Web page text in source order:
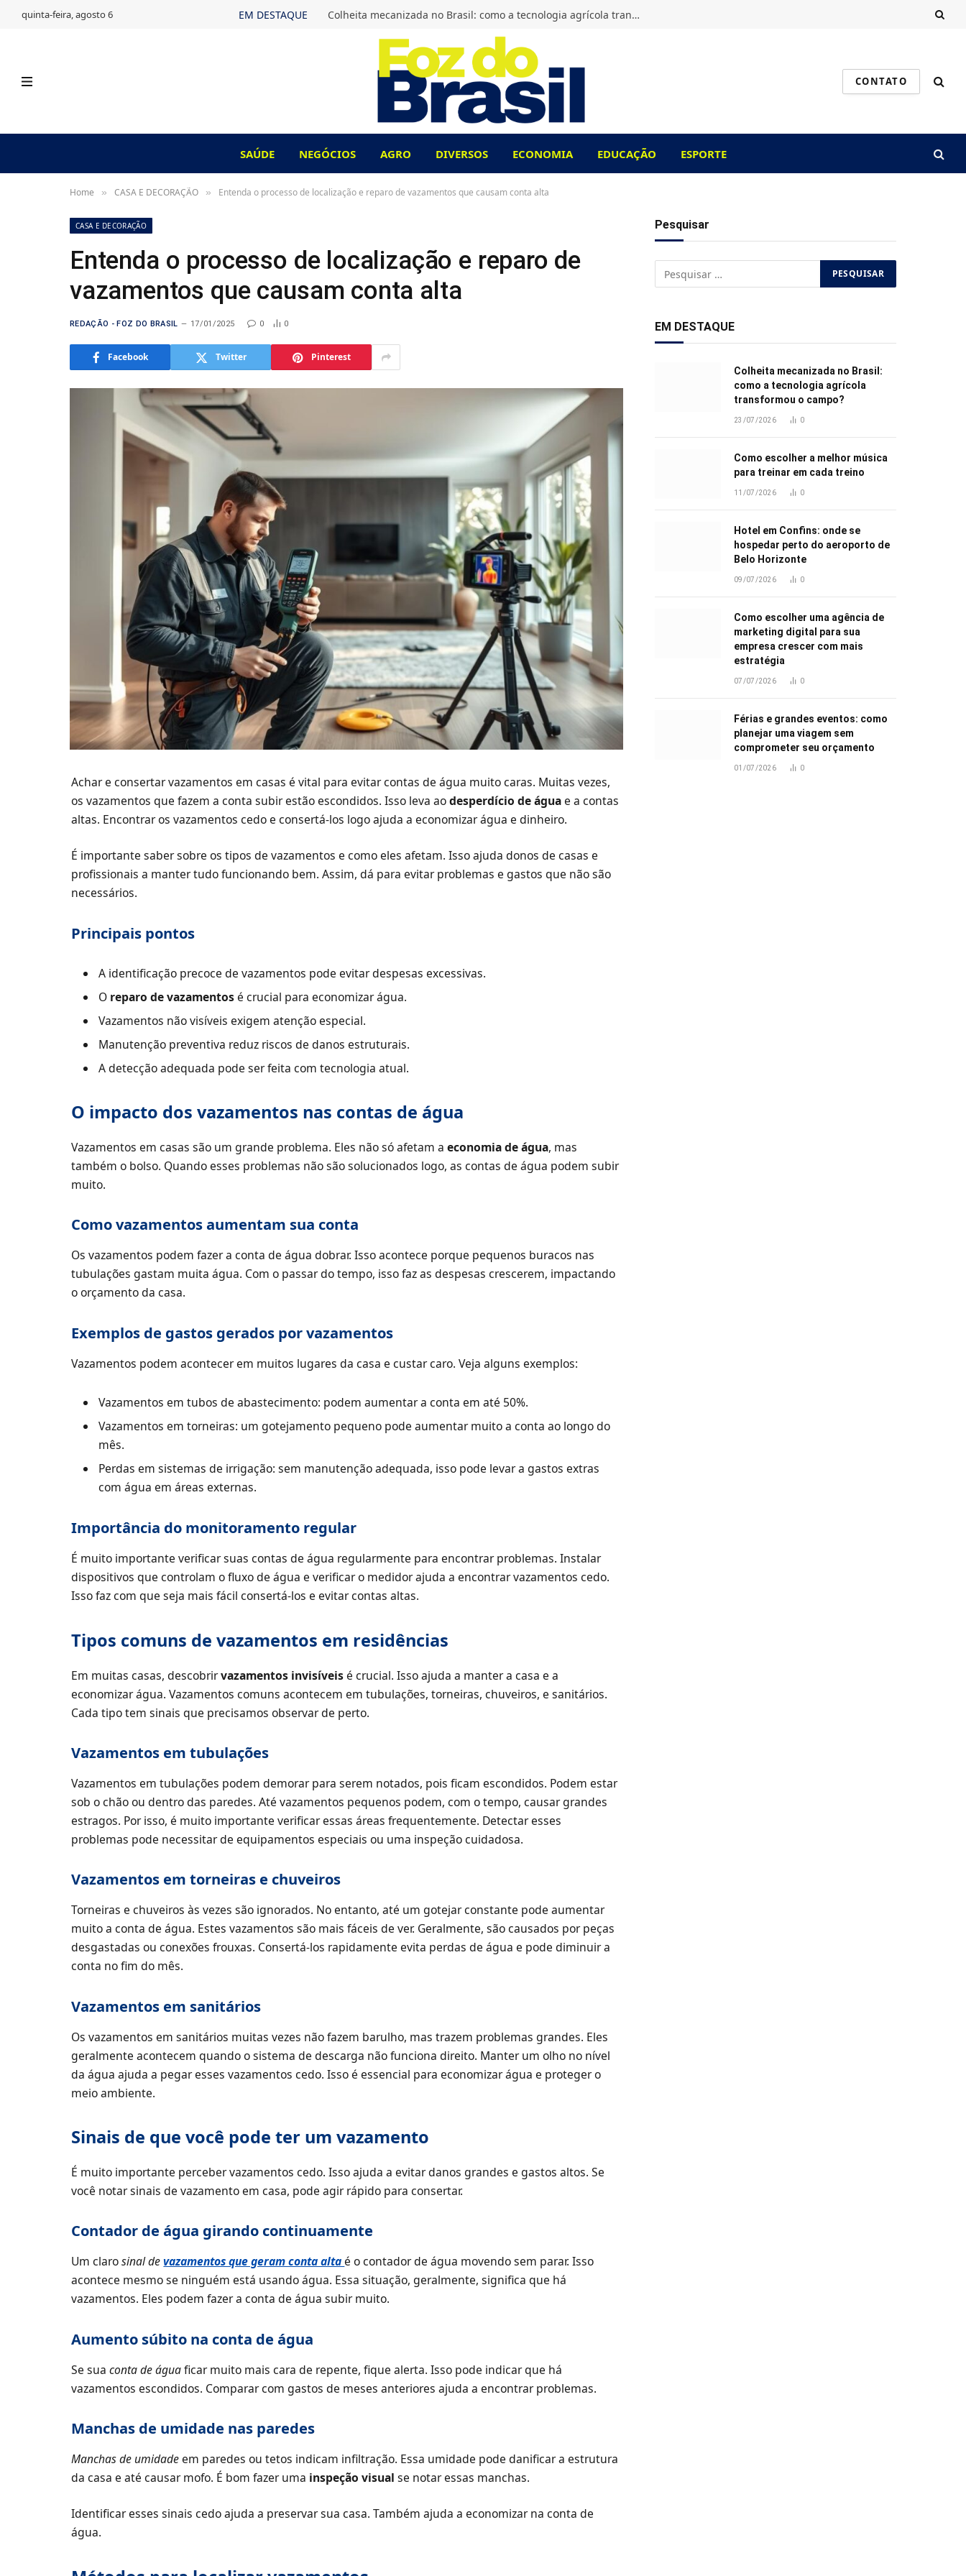
quinta-feira, agosto 6 EM DESTAQUE Colheita mecanizada no Brasil: como a tecnologia agrícola transformou o campo?
CONTATO
SAÚDE NEGÓCIOS AGRO DIVERSOS ECONOMIA EDUCAÇÃO ESPORTE
Home » CASA E DECORAÇÃO » Entenda o processo de localização e reparo de vazamentos que causam conta alta
CASA E DECORAÇÃO
Entenda o processo de localização e reparo de
vazamentos que causam conta alta
REDAÇÃO - FOZ DO BRASIL 17/01/2025 0 0
Facebook Twitter Pinterest
Achar e consertar vazamentos em casas é vital para evitar contas de água muito caras. Muitas vezes,
os vazamentos que fazem a conta subir estão escondidos. Isso leva aodesperdício de águae a contas
altas. Encontrar os vazamentos cedo e consertá-los logo ajuda a economizar água e dinheiro.
É importante saber sobre os tipos de vazamentos e como eles afetam. Isso ajuda donos de casas e
profissionais a manter tudo funcionando bem. Assim, dá para evitar problemas e gastos que não são
necessários.
Principais pontos
A identificação precoce de vazamentos pode evitar despesas excessivas.
O reparo de vazamentosé crucial para economizar água.
Vazamentos não visíveis exigem atenção especial.
Manutenção preventiva reduz riscos de danos estruturais.
A detecção adequada pode ser feita com tecnologia atual.
O impacto dos vazamentos nas contas de água
Vazamentos em casas são um grande problema. Eles não só afetam aeconomia de água, mas
também o bolso. Quando esses problemas não são solucionados logo, as contas de água podem subir
muito.
Como vazamentos aumentam sua conta
Os vazamentos podem fazer a conta de água dobrar. Isso acontece porque pequenos buracos nas
tubulações gastam muita água. Com o passar do tempo, isso faz as despesas crescerem, impactando
o orçamento da casa.
Exemplos de gastos gerados por vazamentos
Vazamentos podem acontecer em muitos lugares da casa e custar caro. Veja alguns exemplos:
Vazamentos em tubos de abastecimento: podem aumentar a conta em até 50%.
Vazamentos em torneiras: um gotejamento pequeno pode aumentar muito a conta ao longo do
mês.
Perdas em sistemas de irrigação: sem manutenção adequada, isso pode levar a gastos extras
com água em áreas externas.
Importância do monitoramento regular
É muito importante verificar suas contas de água regularmente para encontrar problemas. Instalar
dispositivos que controlam o fluxo de água e verificar o medidor ajuda a encontrar vazamentos cedo.
Isso faz com que seja mais fácil consertá-los e evitar contas altas.
Tipos comuns de vazamentos em residências
Em muitas casas, descobrirvazamentos invisíveisé crucial. Isso ajuda a manter a casa e a
economizar água. Vazamentos comuns acontecem em tubulações, torneiras, chuveiros, e sanitários.
Cada tipo tem sinais que precisamos observar de perto.
Vazamentos em tubulações
Vazamentos em tubulações podem demorar para serem notados, pois ficam escondidos. Podem estar
sob o chão ou dentro das paredes. Até vazamentos pequenos podem, com o tempo, causar grandes
estragos. Por isso, é muito importante verificar essas áreas frequentemente. Detectar esses
problemas pode necessitar de equipamentos especiais ou uma inspeção cuidadosa.
Vazamentos em torneiras e chuveiros
Torneiras e chuveiros às vezes são ignorados. No entanto, até um gotejar constante pode aumentar
muito a conta de água. Estes vazamentos são mais fáceis de ver. Geralmente, são causados por peças
desgastadas ou conexões frouxas. Consertá-los rapidamente evita perdas de água e pode diminuir a
conta no fim do mês.
Vazamentos em sanitários
Os vazamentos em sanitários muitas vezes não fazem barulho, mas trazem problemas grandes. Eles
geralmente acontecem quando o sistema de descarga não funciona direito. Manter um olho no nível
da água ajuda a pegar esses vazamentos cedo. Isso é essencial para economizar água e proteger o
meio ambiente.
Sinais de que você pode ter um vazamento
É muito importante perceber vazamentos cedo. Isso ajuda a evitar danos grandes e gastos altos. Se
você notar sinais de vazamento em casa, pode agir rápido para consertar.
Contador de água girando continuamente
Um clarosinal devazamentos que geram conta altaé o contador de água movendo sem parar. Isso
acontece mesmo se ninguém está usando água. Essa situação, geralmente, significa que há
vazamentos. Eles podem fazer a conta de água subir muito.
Aumento súbito na conta de água
Se suaconta de águaficar muito mais cara de repente, fique alerta. Isso pode indicar que há
vazamentos escondidos. Comparar com gastos de meses anteriores ajuda a encontrar problemas.
Manchas de umidade nas paredes
Manchas de umidadeem paredes ou tetos indicam infiltração. Essa umidade pode danificar a estrutura
da casa e até causar mofo. É bom fazer uma inspeção visual se notar essas manchas.
Identificar esses sinais cedo ajuda a preservar sua casa. Também ajuda a economizar na conta de
água.
Pesquisar
EM DESTAQUE
Colheita mecanizada no Brasil:
como a tecnologia agrícola
transformou o campo?
23/07/2026 0
Como escolher a melhor música
para treinar em cada treino
11/07/2026 0
Hotel em Confins: onde se
hospedar perto do aeroporto de
Belo Horizonte
09/07/2026 0
Como escolher uma agência de
marketing digital para sua
empresa crescer com mais
estratégia
07/07/2026 0
Férias e grandes eventos: como
planejar uma viagem sem
comprometer seu orçamento
01/07/2026 0